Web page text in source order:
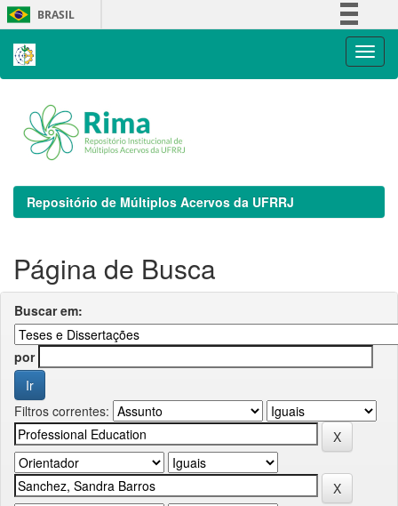
Skip
navigation
BRASIL
Repositório de Múltiplos Acervos da UFRRJ
Página de Busca
Buscar em:
por
Filtros correntes: